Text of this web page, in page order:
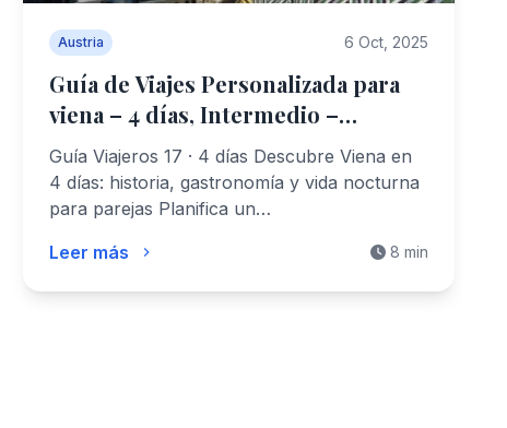
Austria 6 Oct, 2025
Guía de Viajes Personalizada para
viena – 4 días, Intermedio –
GuiaViajeros17
Guía Viajeros 17 · 4 días Descubre Viena en
4 días: historia, gastronomía y vida nocturna
para parejas Planifica un…
Leer más
8 min